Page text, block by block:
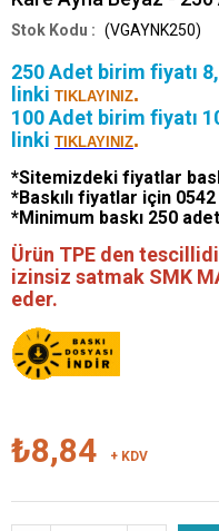
(VGAYNK250)
250 Adet birim fiyatı
linki TIKLAYINIZ.
100 Adet birim fiyatı
linki TIKLAYINIZ.
*Sitemizdeki fiyatlar
*Baskılı fiyatlar için
*Minimum baskı 250
Ürün TPE den
izinsiz satmak SMK
eder.
₺8,84 + KDV